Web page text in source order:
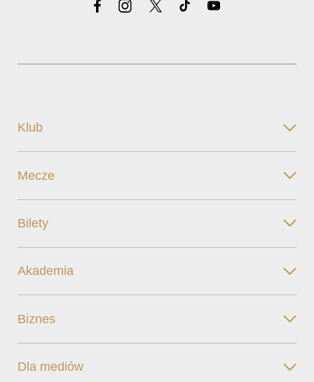
Klub
Mecze
Bilety
Akademia
Biznes
Dla mediów